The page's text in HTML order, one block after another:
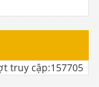
truy cập:157705